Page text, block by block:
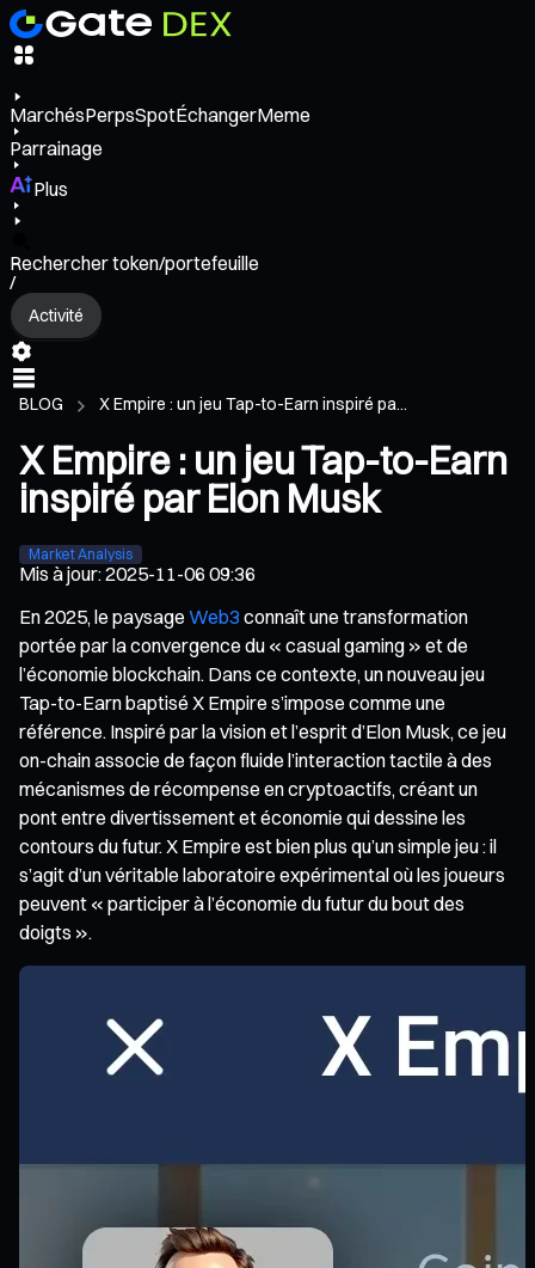
MarchésPerpsSpotÉchangerMeme
Parrainage
Plus
Rechercher token/portefeuille
/
Activité
BLOG X Empire : un jeu Tap-to-Earn inspiré pa...
X Empire : un jeu Tap-to-Earn
inspiré par Elon Musk
Market Analysis
Mis à jour:2025-11-06 09:36
En 2025, le paysage Web3 connaît une transformation
portée par la convergence du « casual gaming » et de
l’économie blockchain. Dans ce contexte, un nouveau jeu
Tap-to-Earn baptisé X Empire s’impose comme une
référence. Inspiré par la vision et l’esprit d’Elon Musk, ce jeu
on-chain associe de façon fluide l’interaction tactile à des
mécanismes de récompense en cryptoactifs, créant un
pont entre divertissement et économie qui dessine les
contours du futur. X Empire est bien plus qu’un simple jeu : il
s’agit d’un véritable laboratoire expérimental où les joueurs
peuvent « participer à l’économie du futur du bout des
doigts ».